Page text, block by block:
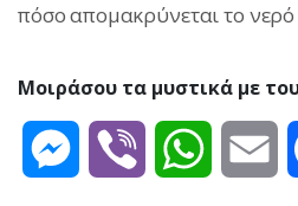
πόσο απομακρύνεται το
Μοιράσου τα μυστικά με
Messenger
Viber WhatsApp